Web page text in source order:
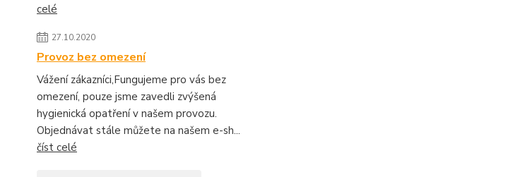
celé
27.10.2020
Provoz bez omezení
Vážení zákazníci,Fungujeme pro vás bez
omezení, pouze jsme zavedli zvýšená
hygienická opatření v našem provozu.
Objednávat stále můžete na našem e-sh...
číst celé